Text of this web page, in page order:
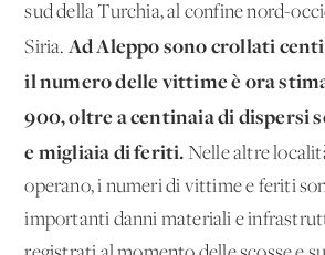
sud della Turchia, al confine nord-
Siria. Ad Aleppo sono crollati
il numero delle vittime è ora
900, oltre a centinaia di dispersi
e migliaia di feriti. Nelle altre
operano, i numeri di vittime e feriti
importanti danni materiali e